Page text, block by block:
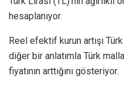
hesaplanıyor.
Reel efektif kurun artışı Türk
diğer bir anlatımla Türk
fiyatının arttığını gösteriyor.